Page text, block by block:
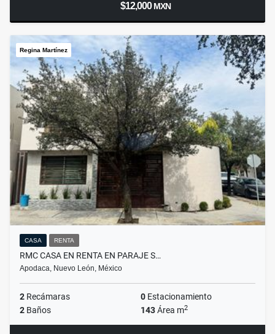
$12,000MXN
Regina Martínez
CASA RENTA
RMC CASA EN RENTA EN PARAJE S…
Apodaca, Nuevo León, México
2 Recámaras 0 Estacionamiento
2 Baños 143Área m2